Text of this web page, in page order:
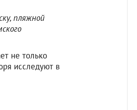
пляжной
не только
исследуют в